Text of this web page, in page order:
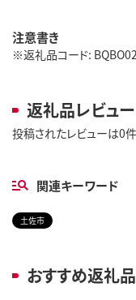
注意書き
※返礼品コード:
返礼品レビュー
投稿されたレビューは0件
関連キーワード
土佐市
おすすめ返礼品